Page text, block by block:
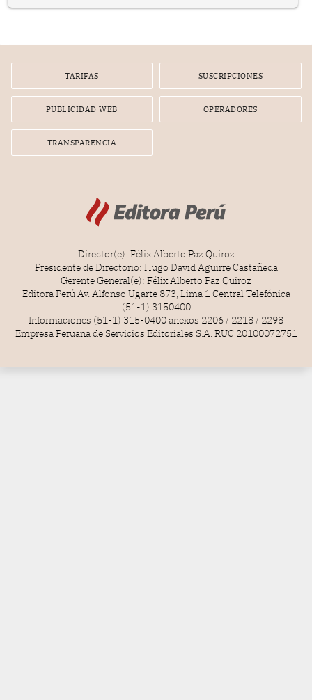
por la frustrada realización de un meet and greet con
TARIFAS SUSCRIPCIONES
PUBLICIDAD WEB OPERADORES
TRANSPARENCIA
Director(e): Félix Alberto Paz Quiroz
Presidente de Directorio: Hugo David Aguirre Castañeda
Gerente General(e): Félix Alberto Paz Quiroz
Editora Perú Av. Alfonso Ugarte 873, Lima 1 Central Telefónica
(51-1) 3150400
Informaciones (51-1) 315-0400 anexos 2206 / 2218 / 2298
Empresa Peruana de Servicios Editoriales S.A. RUC 20100072751